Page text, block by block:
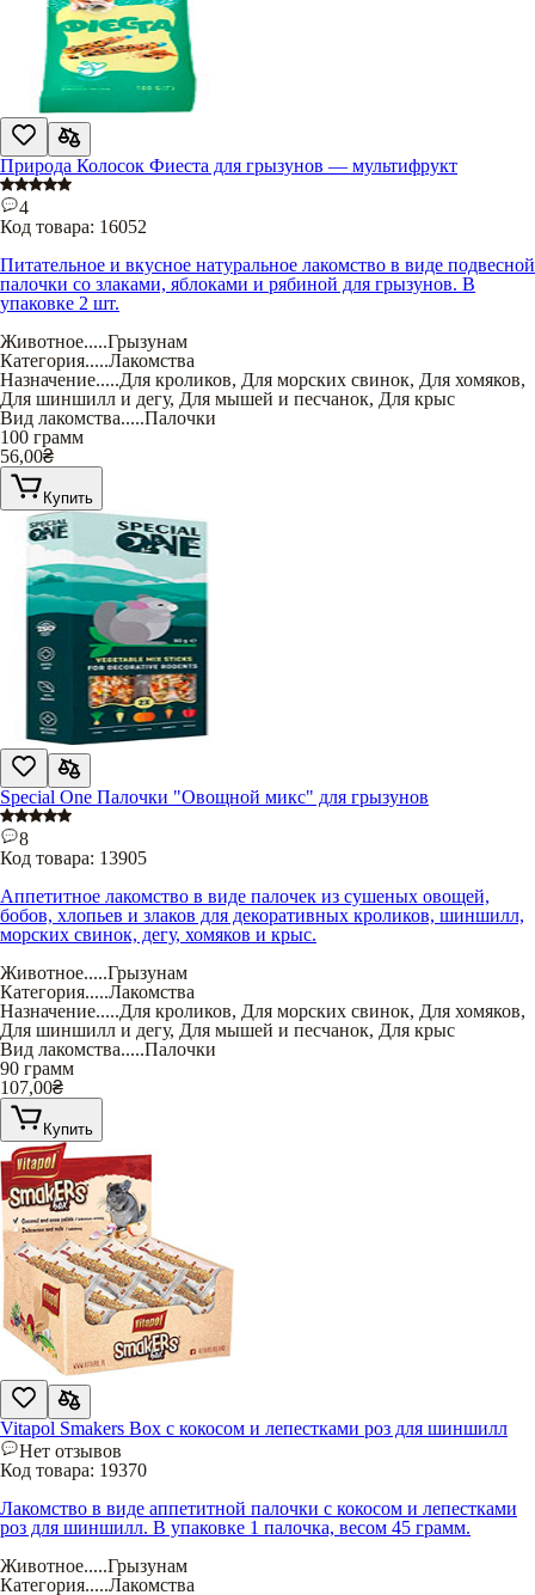
Природа Колосок Фиеста для грызунов — мультифрукт
4
Код товара: 16052
Питательное и вкусное натуральное лакомство в виде подвесной
палочки со злаками, яблоками и рябиной для грызунов. В
упаковке 2 шт.
Животное.....Грызунам
Категория.....Лакомства
Назначение.....Для кроликов, Для морских свинок, Для хомяков,
Для шиншилл и дегу, Для мышей и песчанок, Для крыс
Вид лакомства.....Палочки
100 грамм
56,00₴
Купить
Special One Палочки "Овощной микс" для грызунов
8
Код товара: 13905
Аппетитное лакомство в виде палочек из сушеных овощей,
бобов, хлопьев и злаков для декоративных кроликов, шиншилл,
морских свинок, дегу, хомяков и крыс.
Животное.....Грызунам
Категория.....Лакомства
Назначение.....Для кроликов, Для морских свинок, Для хомяков,
Для шиншилл и дегу, Для мышей и песчанок, Для крыс
Вид лакомства.....Палочки
90 грамм
107,00₴
Купить
Vitapol Smakers Box с кокосом и лепестками роз для шиншилл
Нет отзывов
Код товара: 19370
Лакомство в виде аппетитной палочки с кокосом и лепестками
роз для шиншилл. В упаковке 1 палочка, весом 45 грамм.
Животное.....Грызунам
Категория.....Лакомства